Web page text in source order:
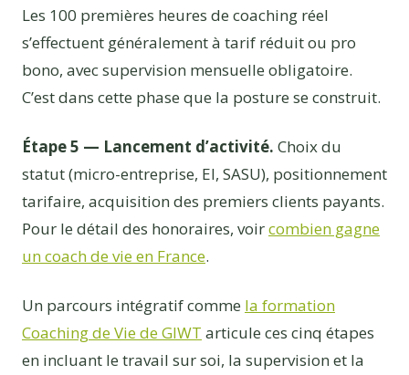
Les 100 premières heures de coaching réel
s’effectuent généralement à tarif réduit ou pro
bono, avec supervision mensuelle obligatoire.
C’est dans cette phase que la posture se construit.
Étape 5 — Lancement d’activité. Choix du
statut (micro-entreprise, EI, SASU), positionnement
tarifaire, acquisition des premiers clients payants.
Pour le détail des honoraires, voircombien gagne
un coach de vie en France.
Un parcours intégratif comme la formation
Coaching de Vie de GIWT articule ces cinq étapes
en incluant le travail sur soi, la supervision et la